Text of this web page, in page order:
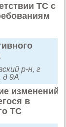
ТС с
р-н, г
д 9А
изменений
в
ТС